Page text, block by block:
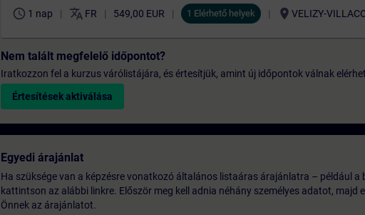
schedule 1 nap translate FR 549,00 EUR 1 Elérhető helyek location_on VELIZY-
Nem talált megfelelő időpontot?
Iratkozzon fel a kurzus várólistájára, és értesítjük, amint új időpontok válnak
Értesítések aktiválása
Egyedi árajánlat
Ha szüksége van a képzésre vonatkozó általános listaáras árajánlatra – például a
kattintson az alábbi linkre. Először meg kell adnia néhány személyes adatot, majd
Önnek az árajánlatot.